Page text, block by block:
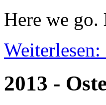
Here we go.
2013 -